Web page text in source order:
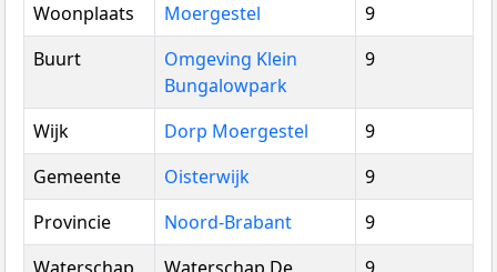
Woonplaats
Moergestel
9
Buurt
Omgeving Klein
Bungalowpark
9
Wijk Dorp Moergestel
9
Gemeente
Oisterwijk
9
Provincie
Noord-Brabant
9